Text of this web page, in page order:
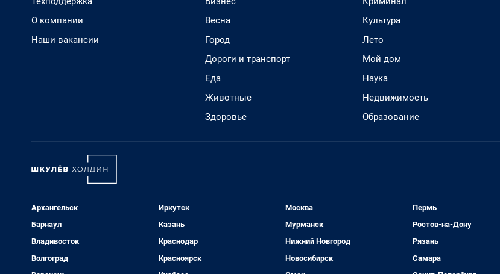
О компании
Наши вакансии
Весна
Город
Дороги и транспорт
Еда
Животные
Здоровье
Культура
Лето
Мой дом
Наука
Недвижимость
Образование
Архангельск
Барнаул
Владивосток
Волгоград
Иркутск
Казань
Краснодар
Красноярск
Москва
Мурманск
Нижний Новгород
Новосибирск
Пермь
Ростов-на-Дону
Рязань
Самара